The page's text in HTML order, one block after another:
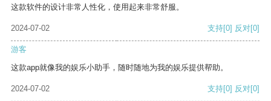
这款软件的设计非常人性化，使用起来非常舒服。
2024-07-02 支持[0] 反对[0]
游客
这款app就像我的娱乐小助手，随时随地为我的娱乐提供帮助。
2024-07-02 支持[0] 反对[0]